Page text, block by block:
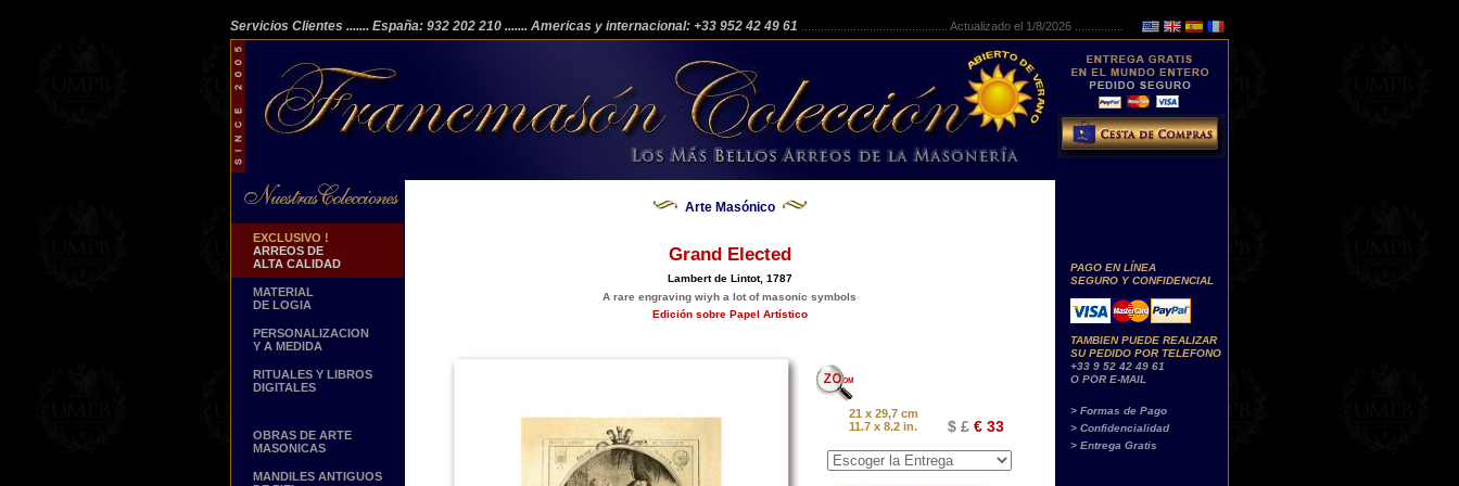
Servicios Clientes ....... España: 932 202 210 ....... Americas y internacional: +33 952 42 49 61 Actualizado el 1/8/2026 ...............
EXCLUSIVO !
ARREOS DE
ALTA CALIDAD
MATERIAL
DE LOGIA
PERSONALIZACION
Y A MEDIDA
RITUALES Y LIBROS
DIGITALES
OBRAS DE ARTE
MASONICAS
MANDILES ANTIGUOS
Arte Masónico
Grand Elected
Lambert de Lintot, 1787
A rare engraving wiyh a lot of masonic symbols
Edición sobre Papel Artístico
21 x 29,7 cm
11.7 x 8.2 in.
$ £ € 33
PAGO EN LÍNEA
SEGURO Y CONFIDENCIAL
TAMBIEN PUEDE REALIZAR
SU PEDIDO POR TELEFONO
+33 9 52 42 49 61
O POR E-MAIL
> Formas de Pago
> Confidencialidad
> Entrega Gratis